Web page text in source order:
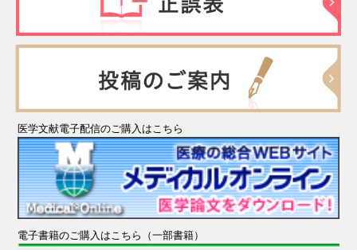
医学文献電子配信のご購入はこちら
電子書籍のご購入はこちら（一部書籍）